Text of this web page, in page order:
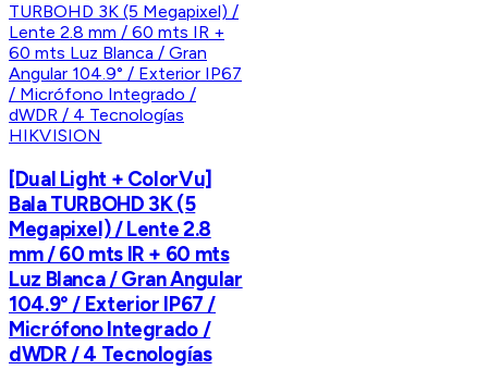
HIKVISION
[Dual Light + ColorVu]
Bala TURBOHD 3K (5
Megapixel) / Lente 2.8
mm / 60 mts IR + 60 mts
Luz Blanca / Gran Angular
104.9° / Exterior IP67 /
Micrófono Integrado /
dWDR / 4 Tecnologías